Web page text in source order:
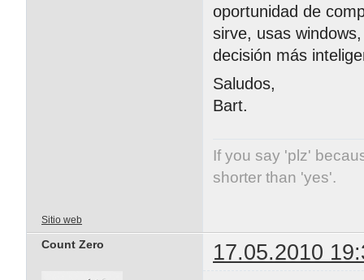
oportunidad de
sirve, usas
decisión más
Saludos,
Bart.
If you say 'plz'
shorter than 'yes'.
Sitio web
Count Zero 17.05.2010